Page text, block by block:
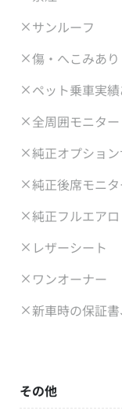
サンルーフ
傷・へこみあり
ペット乗車実績
全周囲モニター
純正オプショ
純正後席モニ
純正フルエアロ
レザーシート
ワンオーナー
新車時の保証
その他